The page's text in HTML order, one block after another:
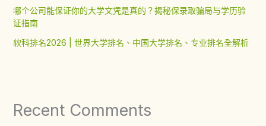
哪个公司能保证你的大学文凭是真的？揭秘保录取骗局与学历验
证指南
软科排名2026 | 世界大学排名、中国大学排名、专业排名全解析
Recent Comments